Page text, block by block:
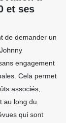
et ses
de demander un
engagement
Cela permet
associés,
au long du
qui sont